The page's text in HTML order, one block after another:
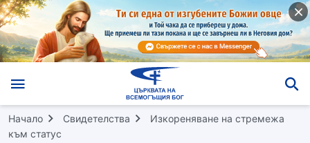
Начало Свидетелства
Изкореняване на стремежа
към статус